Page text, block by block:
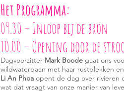
Het Programma:
09.30 – Inloop bij de bron
10.00 – Opening door de
Dagvoorzitter Mark Boode gaat ons
wildwaterbaan met haar rustplekken
Li An Phoa opent de dag over rivieren
wat dat vraagt van onze manier van